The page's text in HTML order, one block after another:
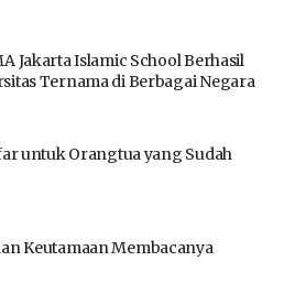
Jakarta Islamic School Berhasil
Ternama di Berbagai Negara
untuk Orangtua yang Sudah
Keutamaan Membacanya